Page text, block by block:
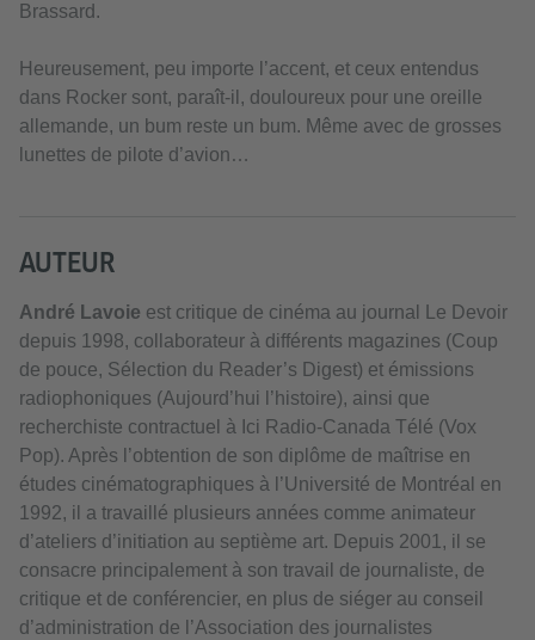
Brassard.
Heureusement, peu importe l’accent, et ceux entendus
dans Rocker sont, paraît-il, douloureux pour une oreille
allemande, un bum reste un bum. Même avec de grosses
lunettes de pilote d’avion…
AUTEUR
André Lavoie est critique de cinéma au journal Le Devoir
depuis 1998, collaborateur à différents magazines (Coup
de pouce, Sélection du Reader’s Digest) et émissions
radiophoniques (Aujourd’hui l’histoire), ainsi que
recherchiste contractuel à Ici Radio-Canada Télé (Vox
Pop). Après l’obtention de son diplôme de maîtrise en
études cinématographiques à l’Université de Montréal en
1992, il a travaillé plusieurs années comme animateur
d’ateliers d’initiation au septième art. Depuis 2001, il se
consacre principalement à son travail de journaliste, de
critique et de conférencier, en plus de siéger au conseil
d’administration de l’Association des journalistes